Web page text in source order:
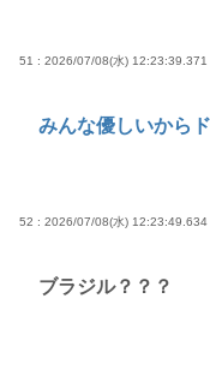
51 : 2026/07/08(水) 12:23:39.371
みんな優しいから
52 : 2026/07/08(水) 12:23:49.634
ブラジル？？？